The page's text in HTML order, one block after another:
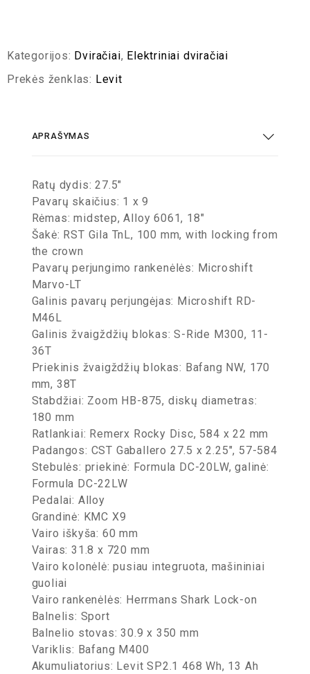
Kategorijos: Dviračiai, Elektriniai dviračiai
Prekės ženklas: Levit
APRAŠYMAS
Ratų dydis: 27.5″
Pavarų skaičius: 1 x 9
Rėmas: midstep, Alloy 6061, 18″
Šakė: RST Gila TnL, 100 mm, with locking from
the crown
Pavarų perjungimo rankenėlės: Microshift
Marvo-LT
Galinis pavarų perjungėjas: Microshift RD-
M46L
Galinis žvaigždžių blokas: S-Ride M300, 11-
36T
Priekinis žvaigždžių blokas: Bafang NW, 170
mm, 38T
Stabdžiai: Zoom HB-875, diskų diametras:
180 mm
Ratlankiai: Remerx Rocky Disc, 584 x 22 mm
Padangos: CST Gaballero 27.5 x 2.25″, 57-584
Stebulės: priekinė: Formula DC-20LW, galinė:
Formula DC-22LW
Pedalai: Alloy
Grandinė: KMC X9
Vairo iškyša: 60 mm
Vairas: 31.8 x 720 mm
Vairo kolonėlė: pusiau integruota, mašininiai
guoliai
Vairo rankenėlės: Herrmans Shark Lock-on
Balnelis: Sport
Balnelio stovas: 30.9 x 350 mm
Variklis: Bafang M400
Akumuliatorius: Levit SP2.1 468 Wh, 13 Ah